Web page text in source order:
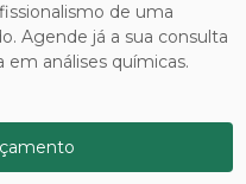
de uma
Agende já a sua consulta
análises químicas.